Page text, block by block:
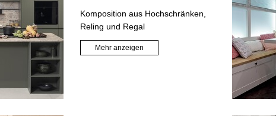
Komposition aus Hochschränken,
Reling und Regal
Mehr anzeigen